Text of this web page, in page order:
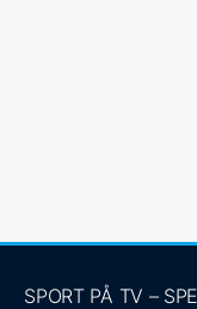
SPORT PÅ TV –